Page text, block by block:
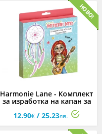
Harmonie Lane - Комплект
за изработка на капан за
12.90€ / 25.23лв.